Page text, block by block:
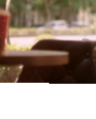
咖啡世界
加盟專區
聯絡我們